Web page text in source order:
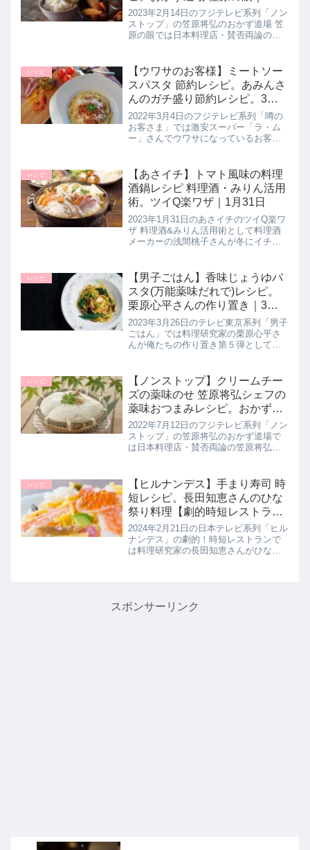
14日
2023年2月14日のフジテレビ系列「ノン
ストップ」の笠原将弘のおかず道場 笠
原の眼では日本料理店・賛否両論の笠
品として【カリフラワーのふりかけ】
の作り方を教えてくれたの...
レシピ
【ウワサのお客様】ミートソー
スパスタ 節約レシピ。あみんさ
んのガチ盛り節約レシピ。3月4
日
2022年3月4日のフジテレビ系列「噂の
お客さま」では激安スーパー「ラ・ム
ー」さんでウワサになっているお客さ
の作り方を教えてくれたので詳しく紹
介します。>>ウワサのお客さ...
レシピ
【あさイチ】トマト風味の料理
酒鍋レシピ 料理酒・みりん活用
術。ツイQ楽ワザ｜1月31日
2023年1月31日のあさイチのツイQ楽ワ
ザ 料理酒&みりん活用術として料理酒
メーカーの浅間桃子さんが冬にイチオ
ます。スープに使用するのは料理酒と
水を１対１のみ！>>あさイ...
レシピ
【男子ごはん】香味じょうゆパ
スタ(万能薬味だれで)レシピ。
栗原心平さんの作り置き｜3月
26日
2023年3月26日のテレビ東京系列「男子
ごはん」では料理研究家の栗原心平さ
んが俺たちの作り置き第５弾として万
タ】の作り方を教えてくれたので詳し
く紹介します。>>男子ごはん記...
レシピ
【ノンストップ】クリームチー
ズの薬味のせ 笠原将弘シェフの
薬味おつまみレシピ。おかず道
場｜7月12日
2022年7月12日のフジテレビ系列「ノン
ストップ」の笠原将弘のおかず道場で
は日本料理店・賛否両論の笠原将弘シ
介します。笠原シェフのカジキのソテ
ー 薬味のせを作るときに多め...
レシピ
【ヒルナンデス】手まり寿司 時
短レシピ。長田知恵さんのひな
祭り料理【劇的時短レストラ
ン】2月21日
2024年2月21日の日本テレビ系列「ヒル
ナンデス」の劇的！時短レストランで
は料理研究家の長田知恵さんがひな祭
スポンサーリンク